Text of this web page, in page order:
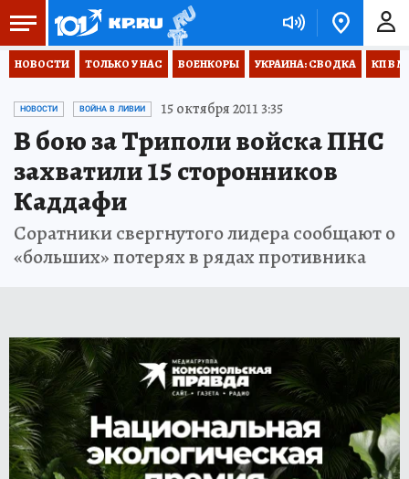
НОВОСТИ ТОЛЬКО У НАС ВОЕНКОРЫ УКРАИНА: СВОДКА КП В
НОВОСТИ ВОЙНА В ЛИВИИ 15 октября 2011 3:35
В бою за Триполи войска ПНС
захватили 15 сторонников
Каддафи
Соратники свергнутого лидера сообщают о
«больших» потерях в рядах противника